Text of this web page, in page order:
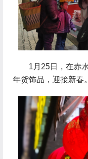
1月25日，在赤水
年货饰品，迎接新春